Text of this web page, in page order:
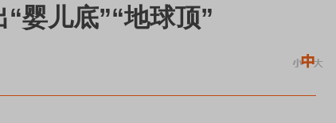
婴儿底”“地球顶”
A股估值分析全